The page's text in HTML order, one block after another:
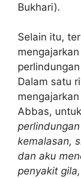
Bukhari).
Selain itu,
Dalam satu
Abbas,
kemalasan,
dan aku
penyakit